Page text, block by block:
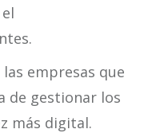
empresas que
de gestionar los
más digital.